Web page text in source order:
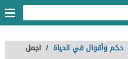
حكم وأقوال في الحياة / اجمل